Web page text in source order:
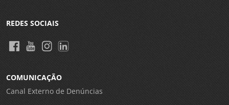
REDES SOCIAIS
COMUNICAÇÃO
Canal Externo de Denúncias